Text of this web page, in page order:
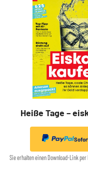
Heiße Tage –
Sie erhalten einen Download-Link